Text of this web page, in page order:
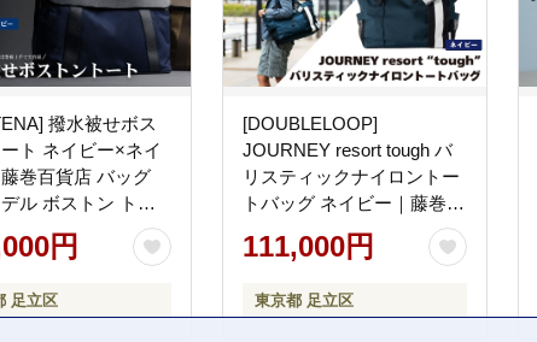
撥水被せボス
ート ネイビー×ネイ
巻百貨店 バッグ
ル ボストン トー
ク CENTENA セン
円
足立区
[DOUBLELOOP]
JOURNEY resort tough バ
リスティックナイロントー
トバッグ ネイビー｜藤巻百
貨店 バッグ 限定モデル ト
ート バック
プ 防弾チョッキ 3WAY 肩
111,000円
東京都 足立区